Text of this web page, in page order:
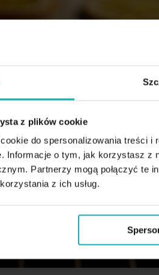
z plików cookie
do spersonalizowania treści i
Informacje o tym, jak korzystasz z
Partnerzy mogą połączyć te
z ich usług.